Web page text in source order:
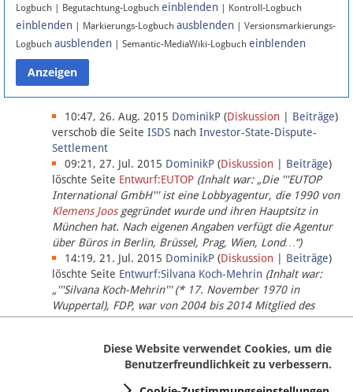
Anmelden
Datenschutz
Über Lobbypedia
Impressum
Logbuch | Begutachtung-Logbuch einblenden | Kontroll-Logbuch
einblenden | Markierungs-Logbuch ausblenden | Versionsmarkierungs-
Logbuch ausblenden | Semantic-MediaWiki-Logbuch einblenden
10:47, 26. Aug. 2015 DominikP (Diskussion Beiträge)
verschob die Seite ISDS nach Investor-State-Dispute-
Settlement
09:21, 27. Jul. 2015 DominikP (Diskussion Beiträge)
löschte Seite Entwurf:EUTOP (Inhalt war: „Die '''EUTOP
International GmbH''' ist eine Lobbyagentur, die 1990 von
Klemens Joosgegründet wurde und ihren Hauptsitz in
München hat. Nach eigenen Angaben verfügt die Agentur
über Büros in Berlin, Brüssel, Prag, Wien, Lond…“)
14:19, 21. Jul. 2015 DominikP (Diskussion Beiträge)
löschte Seite Entwurf:Silvana Koch-Mehrin (Inhalt war:
„'''Silvana Koch-Mehrin''' (* 17. November 1970 in
Wuppertal), FDP, war von 2004 bis 2014 Mitglied des
Europäischen Parlaments, seit November 2014 ist sie für
Diese Website verwendet Cookies, um die
Benutzerfreundlichkeit zu verbessern.